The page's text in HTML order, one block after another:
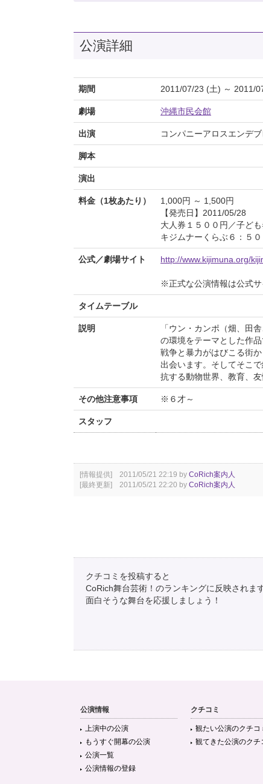
公演詳細
期間 2011/07/23 (土) ～ 2011/
劇場 沖縄市民会館
出演 コンパニーアロスエンデブ
脚本
演出
料金（1枚あたり）
1,000円 ～ 1,500円
【発売日】2011/05/28
大人券１５００円／子ど
キジムナーくらぶ６：５０
公式／劇場サイト http://www.kijimuna.org/
※正式な公演情報は公式サ
タイムテーブル
説明
「ウン・カンポ（畑、田
の環境をテーマとした作品
戦争と暴力がはびこる街
出会います。そしてそこ
抗する動物世界、教育、
その他注意事項 ※６才～
スタッフ
[情報提供] 2011/05/21 22:19 by CoRich案内人
[最終更新] 2011/05/21 22:20 by CoRich案内人
クチコミを投稿すると
CoRich舞台芸術！のランキングに反映されます
面白そうな舞台を応援しましょう！
公演情報
上演中の公演
もうすぐ開幕の公演
公演一覧
公演情報の登録
クチコミ
観たい公演のクチコ
観てきた公演のクチ